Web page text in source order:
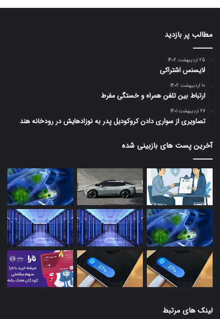
مطالب پر بازدید
25 اردیبهشت 1402
لایسنس اشتراکی
10 اردیبهشت 1402
ارتباط بین تلفن همراه و خستگی مفرط
27 اردیبهشت 1401
تصاویری از سواری دادن کروکودیل پدر به نوزادهایش در رودخانه هند
آخرین پست های بازبینی شده
لینک های مرتبط